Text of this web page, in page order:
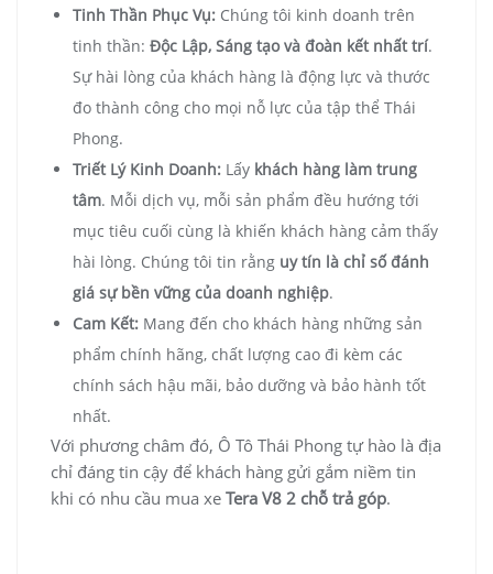
Tinh Thần Phục Vụ: Chúng tôi kinh doanh trên
tinh thần: Độc Lập, Sáng tạo và đoàn kết nhất trí.
Sự hài lòng của khách hàng là động lực và thước
đo thành công cho mọi nỗ lực của tập thể Thái
Phong.
Triết Lý Kinh Doanh: Lấy khách hàng làm trung
tâm. Mỗi dịch vụ, mỗi sản phẩm đều hướng tới
mục tiêu cuối cùng là khiến khách hàng cảm thấy
hài lòng. Chúng tôi tin rằng uy tín là chỉ số đánh
giá sự bền vững của doanh nghiệp.
Cam Kết: Mang đến cho khách hàng những sản
phẩm chính hãng, chất lượng cao đi kèm các
chính sách hậu mãi, bảo dưỡng và bảo hành tốt
nhất.
Với phương châm đó, Ô Tô Thái Phong tự hào là địa
chỉ đáng tin cậy để khách hàng gửi gắm niềm tin
khi có nhu cầu mua xe Tera V8 2 chỗ trả góp.